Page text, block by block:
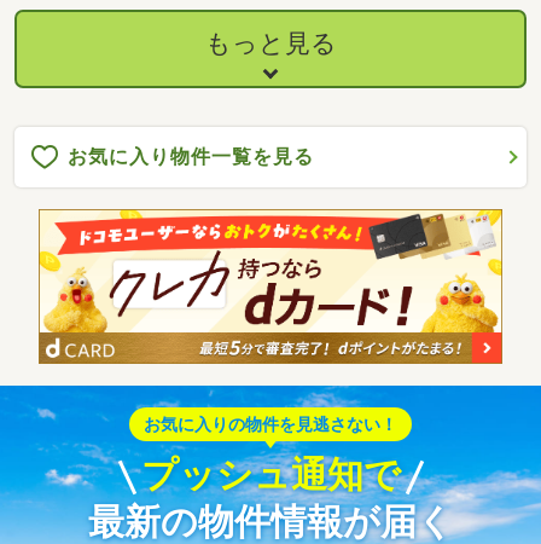
もっと見る
お気に入り物件一覧を見る
お気に入りの物件を見逃さない！
プッシュ通知で
最新の物件情報が届く